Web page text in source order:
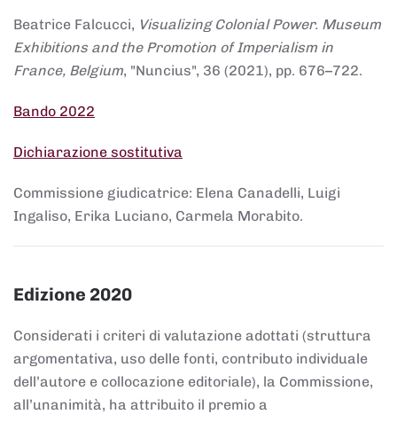
Beatrice Falcucci, Visualizing Colonial Power. Museum
Exhibitions and the Promotion of Imperialism in
France, Belgium, "Nuncius", 36 (2021), pp. 676–722.
Bando 2022
Dichiarazione sostitutiva
Commissione giudicatrice: Elena Canadelli, Luigi
Ingaliso, Erika Luciano, Carmela Morabito.
Edizione 2020
Considerati i criteri di valutazione adottati (struttura
argomentativa, uso delle fonti, contributo individuale
dell’autore e collocazione editoriale), la Commissione,
all’unanimità, ha attribuito il premio a